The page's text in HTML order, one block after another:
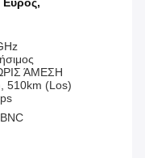
Εύρος,
ΆΜΕΣΗ
(Los)